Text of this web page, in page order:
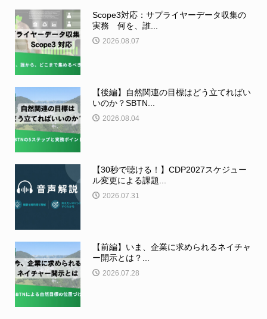
Scope3対応：サプライヤーデータ収集の
実務 何を、誰...
2026.08.07
【後編】自然関連の目標はどう立てればい
いのか？SBTN...
2026.08.04
【30秒で聴ける！】CDP2027スケジュー
ル変更による課題...
2026.07.31
【前編】いま、企業に求められるネイチャ
ー開示とは？...
2026.07.28